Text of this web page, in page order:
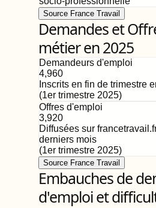
Source France Travail
Demandes et
métier en 2025
Demandeurs d'emploi
4,960
Inscrits en fin de trimestre
(1er trimestre 2025)
Offres d'emploi
3,920
Diffusées sur
derniers mois
(1er trimestre 2025)
Source France Travail
Embauches de
d'emploi et